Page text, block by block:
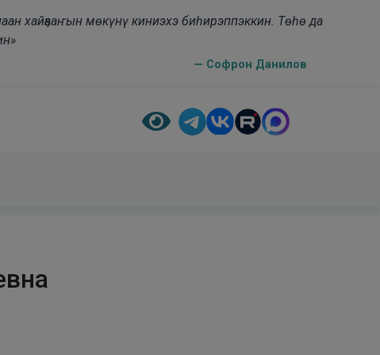
хайҕааҥын мөкүнү киниэхэ биһирэппэккин. Төһө да
— Софрон Данилов